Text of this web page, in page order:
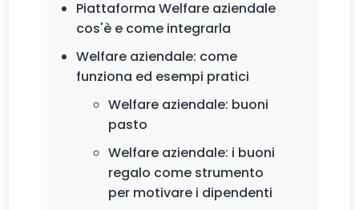
Piattaforma Welfare aziendale
cos'è e come integrarla
Welfare aziendale: come
funziona ed esempi pratici
Welfare aziendale: buoni
pasto
Welfare aziendale: i buoni
regalo come strumento
per motivare i dipendenti